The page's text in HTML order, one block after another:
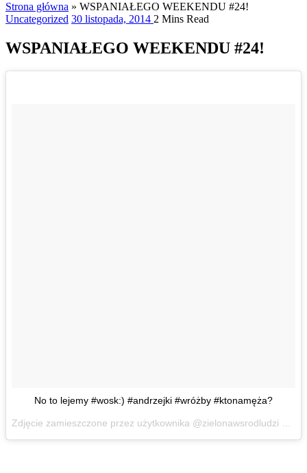
Strona główna » WSPANIAŁEGO WEEKENDU #24!
Uncategorized 30 listopada, 2014 2 Mins Read
WSPANIAŁEGO WEEKENDU #24!
No to lejemy #wosk:) #andrzejki #wróżby #ktonamęża?